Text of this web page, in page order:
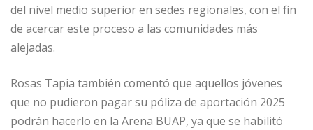
del nivel medio superior en sedes regionales, con el fin
de acercar este proceso a las comunidades más
alejadas.
Rosas Tapia también comentó que aquellos jóvenes
que no pudieron pagar su póliza de aportación 2025
podrán hacerlo en la Arena BUAP, ya que se habilitó